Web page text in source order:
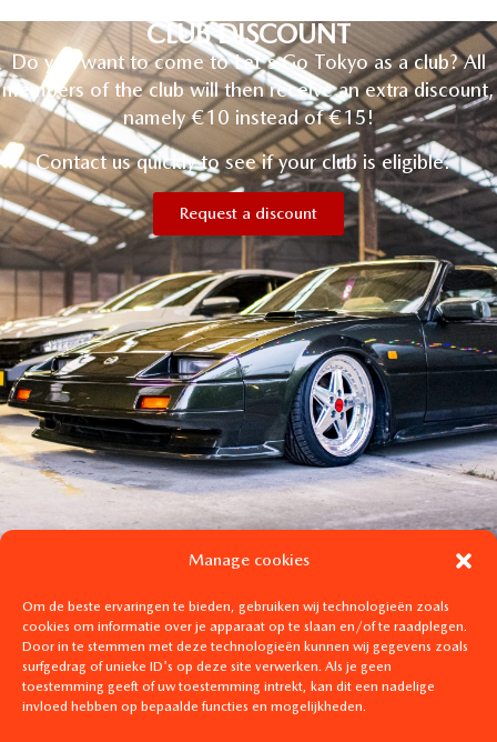
Manage cookies
Om de beste ervaringen te bieden, gebruiken wij technologieën zoals
cookies om informatie over je apparaat op te slaan en/of te raadplegen.
Door in te stemmen met deze technologieën kunnen wij gegevens zoals
surfgedrag of unieke ID's op deze site verwerken. Als je geen
toestemming geeft of uw toestemming intrekt, kan dit een nadelige
invloed hebben op bepaalde functies en mogelijkheden.
CLUB DISCOUNT
Do you want to come to Let's Go Tokyo as a club? All
members of the club will then receive an extra discount,
namely €10 instead of €15!
Contact us quickly to see if your club is eligible.
Request a discount